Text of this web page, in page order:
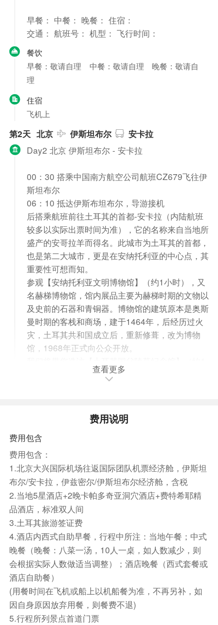
早餐： 中餐： 晚餐： 住宿：
交通： 航班号： 机型： 飞行时间：
餐饮
早餐：敬请自理
中餐：敬请自理
晚餐：敬请自
理
住宿
飞机上
第2天 北京 伊斯坦布尔 安卡拉
Day2 北京 伊斯坦布尔 - 安卡拉
00：30 搭乘中国南方航空公司航班CZ679飞往伊
斯坦布尔
06：10 抵达伊斯布坦布尔，导游接机
后搭乘航班前往土耳其的首都-安卡拉（内陆航班
较多以实际出票时间为准），它的名称来自当地所
盛产的安哥拉羊而得名。此城市为土耳其的首都，
也是第二大城市，更是在安纳托利亚的中心点，其
重要性可想而知。
参观【安纳托利亚文明博物馆】（约1小时），又
名赫梯博物馆，馆内展品主要为赫梯时期的文物以
及史前的石器和青铜器。博物馆的建筑原本是奥斯
曼时期的客栈和商场，建于1464年，后经历过火
灾，土耳其共和国成立后，重新修葺，改为博物
馆，1968年正式向公众开放。
小时），该纪念馆是为了纪念现代土耳其的建立者
的第一任总统，使土耳其朝现代化、独立化迈进。
前往【安卡拉城堡】，位于旧城山上，在这里自由
漫步会有很多乐趣，保存完好的厚城墙和蜿蜒的街
道让人着迷，在这里可以俯瞰安卡拉全城。
晚餐后，入住酒店休息
早餐：自理 中餐：当地午餐 晚餐：酒店晚餐 参考
酒店：五星级酒店
交通：飞机/旅游巴士 航班号：CZ679
0030/0535 机型：波音787 飞行时间：10小时25
分钟
餐饮
早餐：敬请自理
住宿
当地5星级酒店
查看更多
费用说明
费用包含
费用包含：
1.北京大兴国际机场往返国际团队机票经济舱，伊斯坦
布尔/安卡拉，伊兹密尔/伊斯坦布尔经济舱，含税
2.当地5星酒店+2晚卡帕多奇亚洞穴酒店+费特希耶精
品酒店，标准双人间
3.土耳其旅游签证费
4.酒店内西式自助早餐，行程中所注：当地午餐；中式
晚餐（晚餐：八菜一汤，10人一桌，如人数减少，则
会根据实际人数做适当调整）；酒店晚餐（西式套餐或
酒店自助餐）
(用餐时间在飞机或船上以机船餐为准，不再另补，如
因自身原因放弃用餐，则餐费不退)
5.行程所列景点首道门票